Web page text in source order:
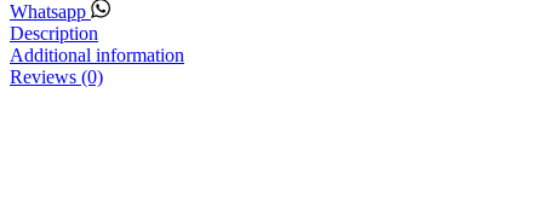
Whatsapp
Description
Additional information
Reviews (0)